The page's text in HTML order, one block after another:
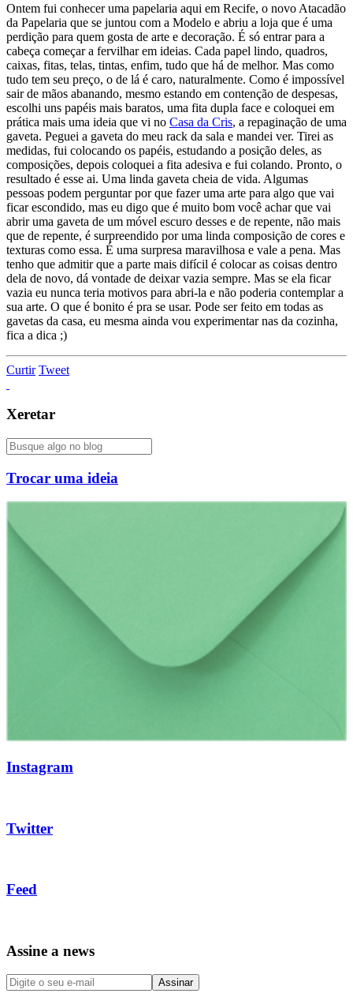
Ontem fui conhecer uma papelaria aqui em Recife, o novo Atacadão
da Papelaria que se juntou com a Modelo e abriu a loja que é uma
perdição para quem gosta de arte e decoração. É só entrar para a
cabeça começar a fervilhar em ideias. Cada papel lindo, quadros,
caixas, fitas, telas, tintas, enfim, tudo que há de melhor. Mas como
tudo tem seu preço, o de lá é caro, naturalmente. Como é impossível
sair de mãos abanando, mesmo estando em contenção de despesas,
escolhi uns papéis mais baratos, uma fita dupla face e coloquei em
prática mais uma ideia que vi no Casa da Cris, a repaginação de uma
gaveta. Peguei a gaveta do meu rack da sala e mandei ver. Tirei as
medidas, fui colocando os papéis, estudando a posição deles, as
composições, depois coloquei a fita adesiva e fui colando. Pronto, o
resultado é esse ai. Uma linda gaveta cheia de vida. Algumas
pessoas podem perguntar por que fazer uma arte para algo que vai
ficar escondido, mas eu digo que é muito bom você achar que vai
abrir uma gaveta de um móvel escuro desses e de repente, não mais
que de repente, é surpreendido por uma linda composição de cores e
texturas como essa. É uma surpresa maravilhosa e vale a pena. Mas
tenho que admitir que a parte mais difícil é colocar as coisas dentro
dela de novo, dá vontade de deixar vazia sempre. Mas se ela ficar
vazia eu nunca teria motivos para abri-la e não poderia contemplar a
sua arte. O que é bonito é pra se usar. Pode ser feito em todas as
gavetas da casa, eu mesma ainda vou experimentar nas da cozinha,
fica a dica ;)
Curtir Tweet
Xeretar
Trocar uma ideia
Instagram
Twitter
Feed
Assine a news